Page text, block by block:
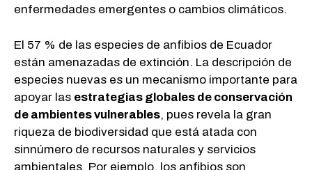
enfermedades emergentes o cambios climáticos.
El 57 % de las especies de anfibios de Ecuador
están amenazadas de extinción. La descripción de
especies nuevas es un mecanismo importante para
apoyar las estrategias globales de conservación
de ambientes vulnerables, pues revela la gran
riqueza de biodiversidad que está atada con
sinnúmero de recursos naturales y servicios
ambientales. Por ejemplo, los anfibios son